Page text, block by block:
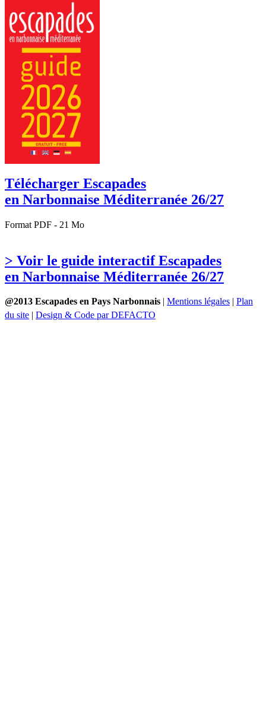
Télécharger Escapades
en Narbonnaise Méditerranée 26/27
Format PDF - 21 Mo
> Voir le guide interactif Escapades
en Narbonnaise Méditerranée 26/27
@2013 Escapades en Pays Narbonnais | Mentions légales | Plan
du site | Design & Code par DEFACTO